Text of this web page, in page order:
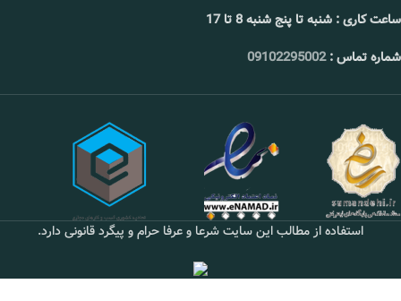
ساعت کاری : شنبه تا پنج شنبه 8 تا 17
شماره تماس :09102295002
استفاده از مطالب این سایت شرعا و عرفا حرام و پیگرد قانونی دارد.